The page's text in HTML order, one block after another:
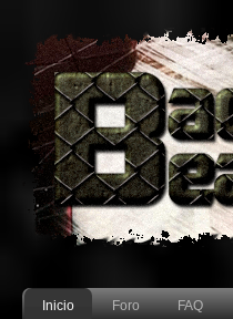
Inicio Foro FAQ